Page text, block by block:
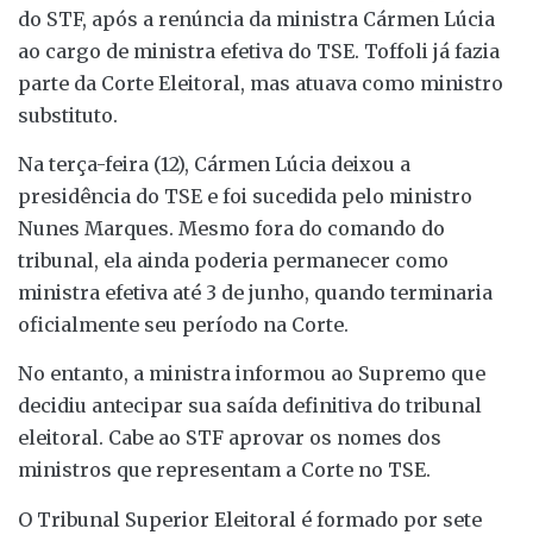
do STF, após a renúncia da ministra Cármen Lúcia
ao cargo de ministra efetiva do TSE. Toffoli já fazia
parte da Corte Eleitoral, mas atuava como ministro
substituto.
Na terça-feira (12), Cármen Lúcia deixou a
presidência do TSE e foi sucedida pelo ministro
Nunes Marques. Mesmo fora do comando do
tribunal, ela ainda poderia permanecer como
ministra efetiva até 3 de junho, quando terminaria
oficialmente seu período na Corte.
No entanto, a ministra informou ao Supremo que
decidiu antecipar sua saída definitiva do tribunal
eleitoral. Cabe ao STF aprovar os nomes dos
ministros que representam a Corte no TSE.
O Tribunal Superior Eleitoral é formado por sete